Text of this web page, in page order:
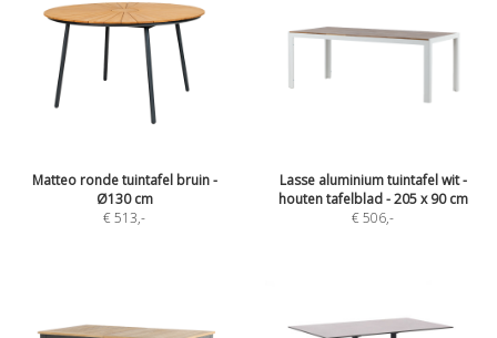
Matteo ronde tuintafel bruin -
Ø130 cm
€ 513,-
Lasse aluminium tuintafel wit -
houten tafelblad - 205 x 90 cm
€ 506,-